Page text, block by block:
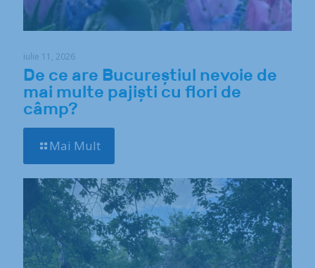
iulie 11, 2026
De ce are Bucureștiul nevoie de
mai multe pajiști cu flori de
câmp?
Mai Mult